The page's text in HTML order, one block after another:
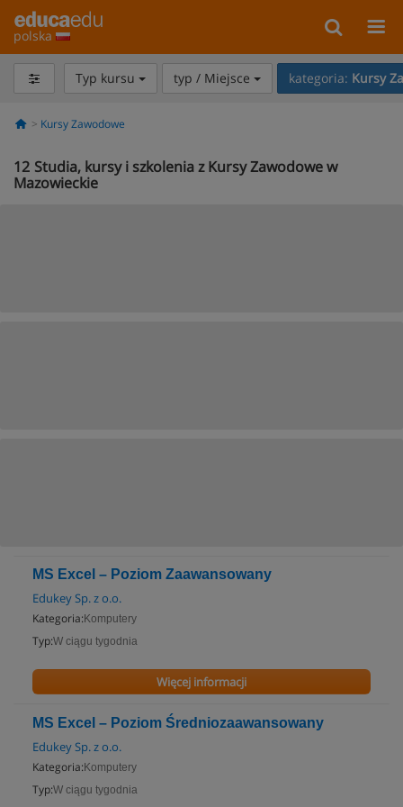
polska
Typ kursu typ / Miejsce kategoria: Kursy
Kursy Zawodowe
12 Studia, kursy i szkolenia z Kursy Zawodowe w
Mazowieckie
MS Excel – Poziom Zaawansowany
Edukey Sp. z o.o.
Kategoria: Komputery
Typ:W ciągu tygodnia
Więcej informacji
MS Excel – Poziom Średniozaawansowany
Edukey Sp. z o.o.
Kategoria: Komputery
Typ:W ciągu tygodnia